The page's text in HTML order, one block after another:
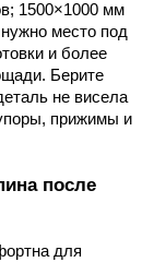
1500×1000 мм
место под
и более
Берите
не висела
прижимы и
после
для